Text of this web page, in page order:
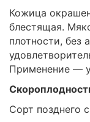
Кожица
блестящая.
плотности, без
Применение —
Сорт позднего